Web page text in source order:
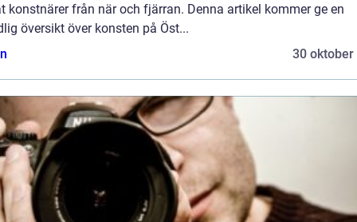
konstnärer från när och fjärran. Denna artikel kommer ge en
översikt över konsten på Öst...
30 oktober